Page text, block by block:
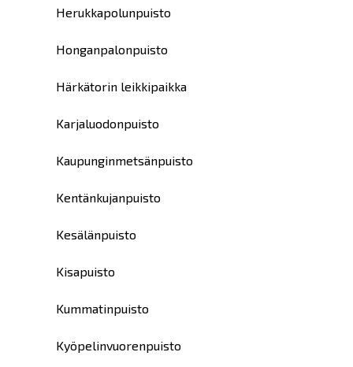
Herukkapolunpuisto
Honganpalonpuisto
Härkätorin leikkipaikka
Karjaluodonpuisto
Kaupunginmetsänpuisto
Kentänkujanpuisto
Kesälänpuisto
Kisapuisto
Kummatinpuisto
Kyöpelinvuorenpuisto